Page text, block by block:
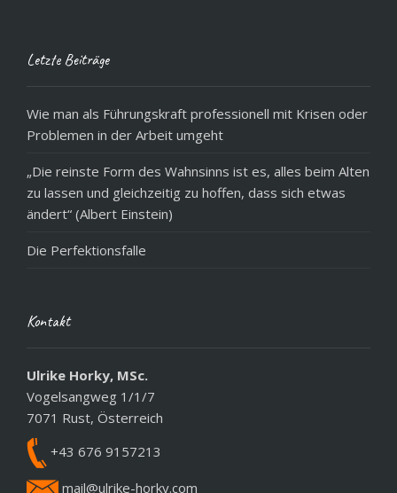
Letzte Beiträge
Wie man als Führungskraft professionell mit Krisen oder
Problemen in der Arbeit umgeht
„Die reinste Form des Wahnsinns ist es, alles beim Alten
zu lassen und gleichzeitig zu hoffen, dass sich etwas
ändert“ (Albert Einstein)
Die Perfektionsfalle
Kontakt
Ulrike Horky, MSc.
Vogelsangweg 1/1/7
7071 Rust, Österreich
+43 676 9157213
mail@ulrike-horky.com